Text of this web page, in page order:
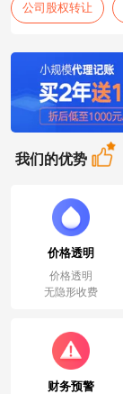
公司股权转让
我们的优势
价格透明
价格透明
无隐形收费
财务预警